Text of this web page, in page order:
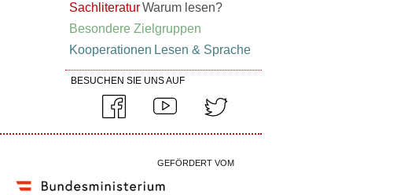
SachliteraturWarum lesen?
Besondere Zielgruppen
Kooperationen Lesen & Sprache
BESUCHEN SIE UNS AUF
GEFÖRDERT VOM